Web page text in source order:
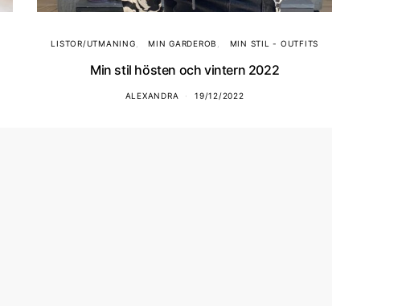
LISTOR/UTMANING MIN GARDEROB MIN STIL - OUTFITS
Min stil hösten och vintern 2022
ALEXANDRA 19/12/2022